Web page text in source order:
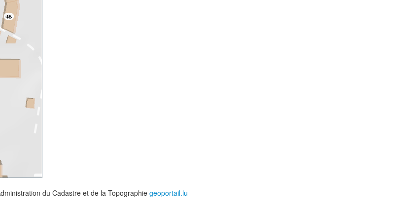
du Cadastre et de la Topographiegeoportail.lu